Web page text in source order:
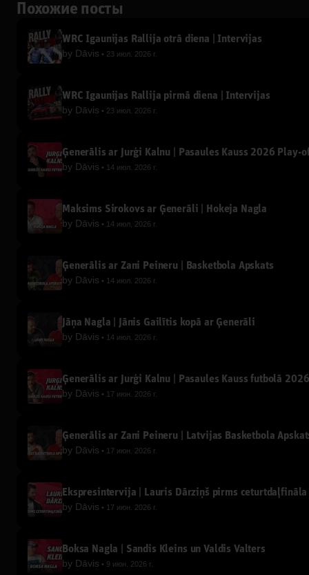
Похожие посты
WRC Igaunijas Rallija otrā diena | Intervijas
by Dāvis 23 июл. 2026 г.
WRC Igaunijas Rallija pirmā diena | Intervijas
by Dāvis 23 июл. 2026 г.
Ģenerālis ar Jurģi Kalnu | Pasaules Kauss 2026 Play-
by Dāvis 14 июл. 2026 г.
Maksims Širokovs ar Ģenerāli | Hokeja Nagla
by Dāvis 14 июл. 2026 г.
Ģenerālis ar Žani Peineru | Basketbola Apskats
by Dāvis 14 июл. 2026 г.
Jāņa Nagla | Jānis Gailītis kopā ar Ģenerāli
by Dāvis 14 июл. 2026 г.
Ģenerālis ar Jurģi Kalnu | Pasaules Kauss futbolā 2026
by Dāvis 17 июн. 2026 г.
Ģenerālis ar Žani Peineru | Latvijas Basketbola
by Dāvis 17 июн. 2026 г.
Ekspresintervija | Lauris Dārziņš pirms ceturtdaļfināla
by Dāvis 17 июн. 2026 г.
Boksa Nagla | Sandis Kleins un Valdis Valters
by Dāvis 9 июн. 2026 г.